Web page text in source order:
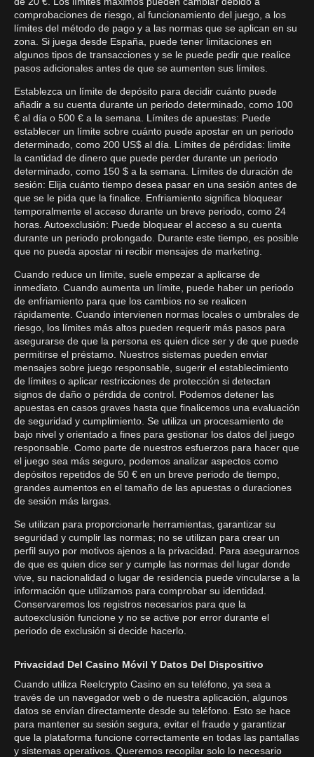
comprobaciones de riesgo, al funcionamiento del juego, a los
límites del método de pago y a las normas que se aplican en su
zona. Si juega desde España, puede tener limitaciones en
algunos tipos de transacciones y se le puede pedir que realice
pasos adicionales antes de que se aumenten sus límites.
Establezca un límite de depósito para decidir cuánto puede
añadir a su cuenta durante un periodo determinado, como 100
€ al día o 500 € a la semana. Límites de apuestas: Puede
establecer un límite sobre cuánto puede apostar en un periodo
determinado, como 200 US$ al día. Límites de pérdidas: limite
la cantidad de dinero que puede perder durante un periodo
determinado, como 150 $ a la semana. Límites de duración de
sesión: Elija cuánto tiempo desea pasar en una sesión antes de
que se le pida que la finalice. Enfriamiento significa bloquear
temporalmente el acceso durante un breve periodo, como 24
horas. Autoexclusión: Puede bloquear el acceso a su cuenta
durante un periodo prolongado. Durante este tiempo, es posible
que no pueda apostar ni recibir mensajes de marketing.
Cuando reduce un límite, suele empezar a aplicarse de
inmediato. Cuando aumenta un límite, puede haber un periodo
de enfriamiento para que los cambios no se realicen
rápidamente. Cuando intervienen normas locales o umbrales de
riesgo, los límites más altos pueden requerir más pasos para
asegurarse de que la persona es quien dice ser y de que puede
permitirse el préstamo. Nuestros sistemas pueden enviar
mensajes sobre juego responsable, sugerir el establecimiento
de límites o aplicar restricciones de protección si detectan
signos de daño o pérdida de control. Podemos detener las
apuestas en casos graves hasta que finalicemos una evaluación
de seguridad y cumplimiento. Se utiliza un procesamiento de
bajo nivel y orientado a fines para gestionar los datos del juego
responsable. Como parte de nuestros esfuerzos para hacer que
el juego sea más seguro, podemos analizar aspectos como
depósitos repetidos de 50 € en un breve periodo de tiempo,
grandes aumentos en el tamaño de las apuestas o duraciones
de sesión más largas.
Se utilizan para proporcionarle herramientas, garantizar su
seguridad y cumplir las normas; no se utilizan para crear un
perfil suyo por motivos ajenos a la privacidad. Para asegurarnos
de que es quien dice ser y cumple las normas del lugar donde
vive, su nacionalidad o lugar de residencia puede vincularse a la
información que utilizamos para comprobar su identidad.
Conservaremos los registros necesarios para que la
autoexclusión funcione y no se active por error durante el
periodo de exclusión si decide hacerlo.
Privacidad Del Casino Móvil Y Datos Del Dispositivo
Cuando utiliza Reelcrypto Casino en su teléfono, ya sea a
través de un navegador web o de nuestra aplicación, algunos
datos se envían directamente desde su teléfono. Esto se hace
para mantener su sesión segura, evitar el fraude y garantizar
que la plataforma funcione correctamente en todas las pantallas
y sistemas operativos. Queremos recopilar solo lo necesario